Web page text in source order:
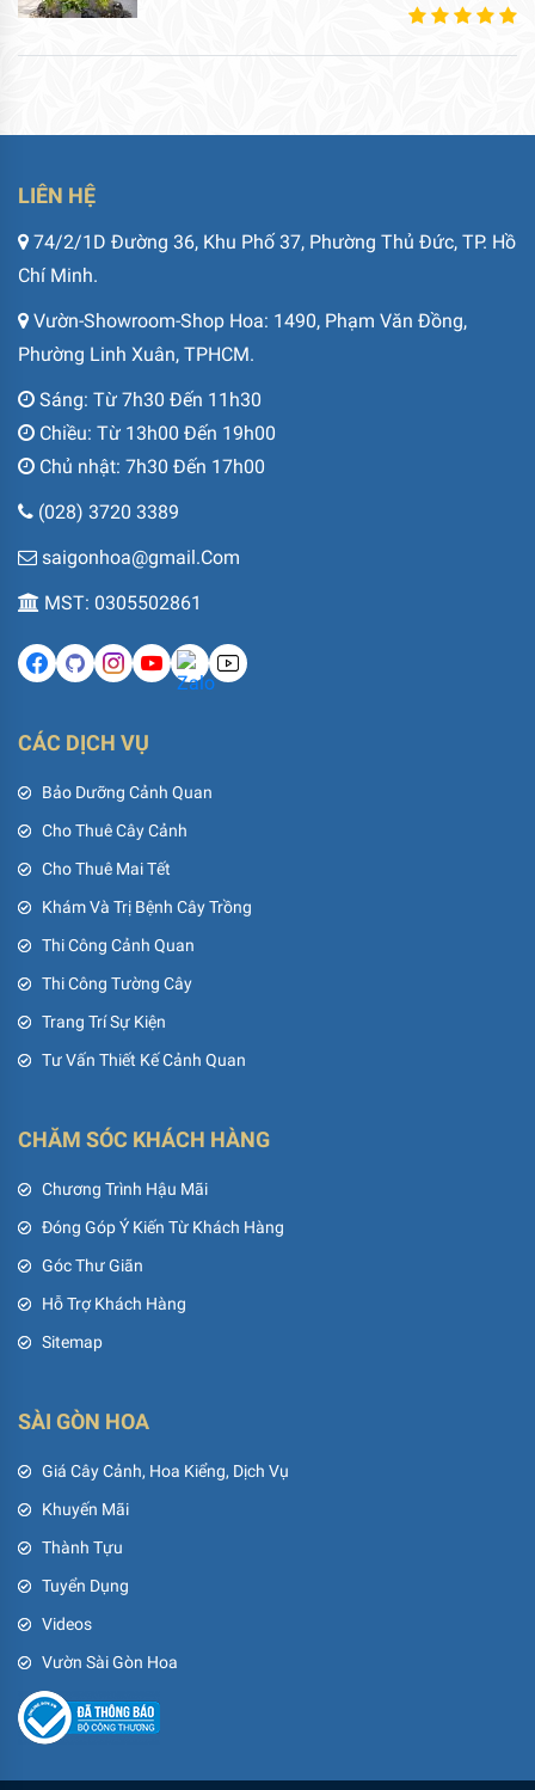
LIÊN HỆ
74/2/1D Đường 36, Khu Phố 37, Phường Thủ Đức, TP. Hồ
Chí Minh.
Vườn-Showroom-Shop Hoa: 1490, Phạm Văn Đồng,
Phường Linh Xuân, TPHCM.
Sáng: Từ 7h30 Đến 11h30
Chiều: Từ 13h00 Đến 19h00
Chủ nhật: 7h30 Đến 17h00
(028) 3720 3389
saigonhoa@gmail.Com
MST: 0305502861
CÁC DỊCH VỤ
Bảo Dưỡng Cảnh Quan
Cho Thuê Cây Cảnh
Cho Thuê Mai Tết
Khám Và Trị Bệnh Cây Trồng
Thi Công Cảnh Quan
Thi Công Tường Cây
Trang Trí Sự Kiện
Tư Vấn Thiết Kế Cảnh Quan
CHĂM SÓC KHÁCH HÀNG
Chương Trình Hậu Mãi
Đóng Góp Ý Kiến Từ Khách Hàng
Góc Thư Giãn
Hỗ Trợ Khách Hàng
Sitemap
SÀI GÒN HOA
Giá Cây Cảnh, Hoa Kiểng, Dịch Vụ
Khuyến Mãi
Thành Tựu
Tuyển Dụng
Videos
Vườn Sài Gòn Hoa